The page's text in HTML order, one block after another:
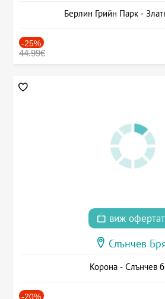
Берлин Грийн Парк -
-25%
44.99€
виж
Слънчев
Корона - Слънчев
-20%